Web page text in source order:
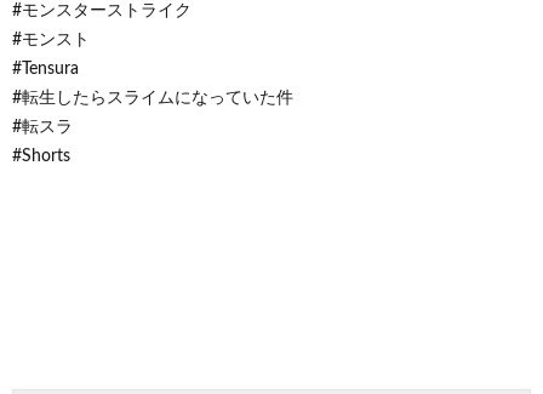
#モンスターストライク
#モンスト
#Tensura
#転生したらスライムになっていた件
#転スラ
#Shorts